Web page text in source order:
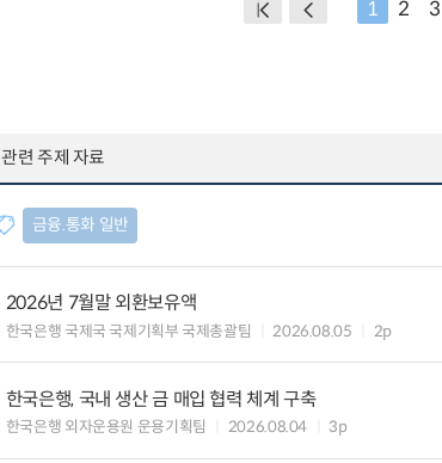
1 2 3
관련 주제 자료
금융.통화 일반
2026년 7월말 외환보유액
한국은행 국제국 국제기획부 국제총괄팀 2026.08.05 2p
한국은행, 국내 생산 금 매입 협력 체계 구축
한국은행 외자운용원 운용기획팀 2026.08.04 3p